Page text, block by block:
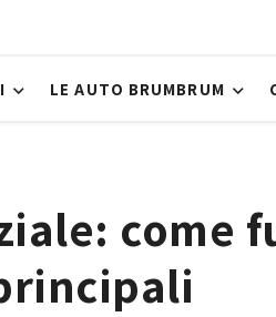
LE AUTO BRUMBRUM
come